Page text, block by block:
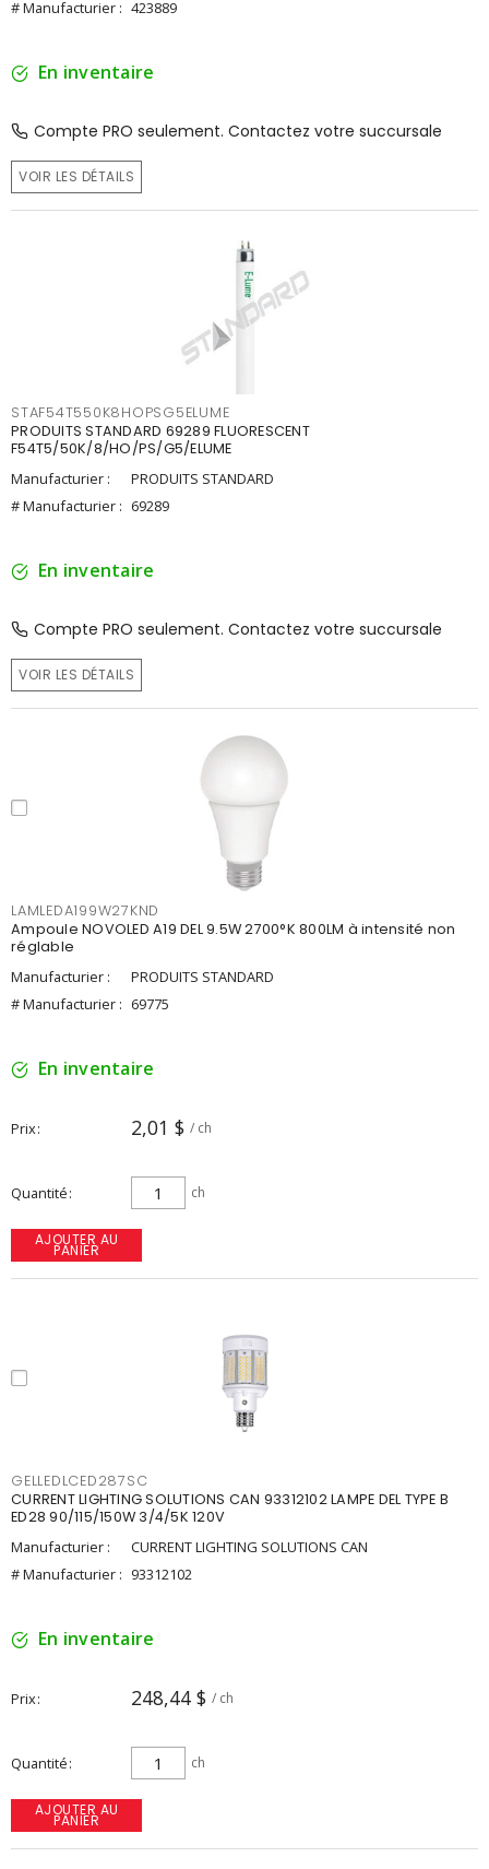
# Manufacturier : 423889
En inventaire
Compte PRO seulement. Contactez votre succursale
VOIR LES DÉTAILS
STAF54T550K8HOPSG5ELUME
PRODUITS STANDARD 69289 FLUORESCENT
F54T5/50K/8/HO/PS/G5/ELUME
Manufacturier :
PRODUITS STANDARD
# Manufacturier : 69289
En inventaire
Compte PRO seulement. Contactez votre succursale
VOIR LES DÉTAILS
LAMLEDA199W27KND
Ampoule NOVOLED A19 DEL 9.5W 2700°K 800LM à intensité non
réglable
Manufacturier :
PRODUITS STANDARD
# Manufacturier : 69775
En inventaire
Prix 2,01 $ / ch
Quantité ch
AJOUTER AU
PANIER
GELLEDLCED287SC
CURRENT LIGHTING SOLUTIONS CAN 93312102 LAMPE DEL TYPE B
ED28 90/115/150W 3/4/5K 120V
Manufacturier :
CURRENT LIGHTING SOLUTIONS CAN
# Manufacturier : 93312102
En inventaire
Prix 248,44 $ / ch
Quantité ch
AJOUTER AU
PANIER